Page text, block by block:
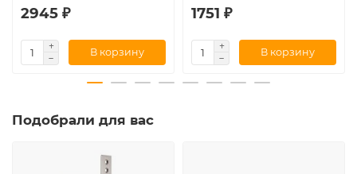
2945 ₽
В корзину
1751 ₽
В корзину
Подобрали для вас